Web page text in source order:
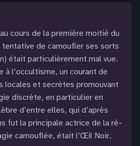
cours de la première moitié du
tentative de camoufler ses sorts
était particulièrement mal vue.
à l’occultisme, un courant de
locales et secrètes promouvant
discrète, en particulier en
d’entre elles, qui d’après
fut la principale actrice de la ré-
camouflée, était l’Œil Noir.